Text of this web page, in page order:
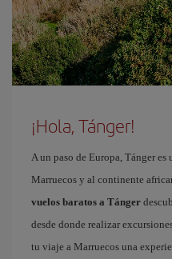
¡Hola, Tánger!
A un paso de Europa, Tánger
Marruecos y al continente
vuelos baratos a Tánger
desde donde realizar
tu viaje a Marruecos una